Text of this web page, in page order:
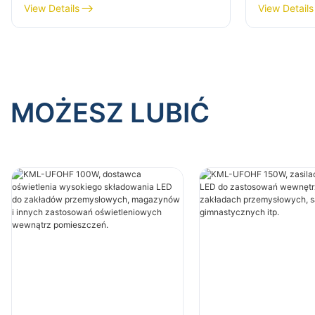
KML-HB40 100W do oświetlenia
wnętrz fabryk, magazynów itp.
View Details
KML-
View Details
MOŻESZ LUBIĆ